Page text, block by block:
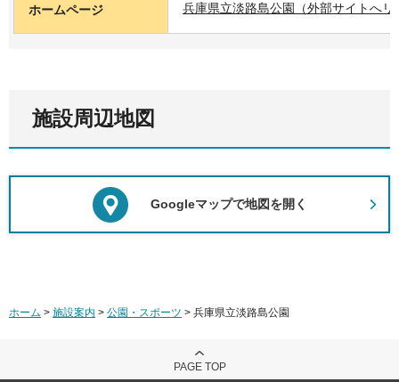
ホームページ 兵庫県立淡路島公園（外部サイトへリ
施設周辺地図
Googleマップで地図を開く
ホーム > 施設案内 > 公園・スポーツ > 兵庫県立淡路島公園
PAGE TOP